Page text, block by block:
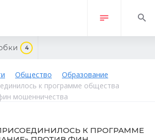
4
Общество
Образование
к программе общества
мошенничества
К ПРОГРАММЕ